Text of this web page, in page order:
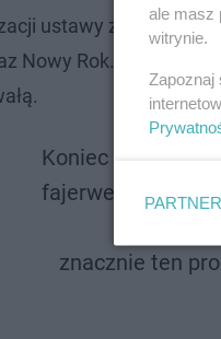
ustawy zakaz
Nowy Rok. Jednak
Koniec z
fajerwerkami - ten
znacznie ten
ale masz
witrynie.
Zapoznaj